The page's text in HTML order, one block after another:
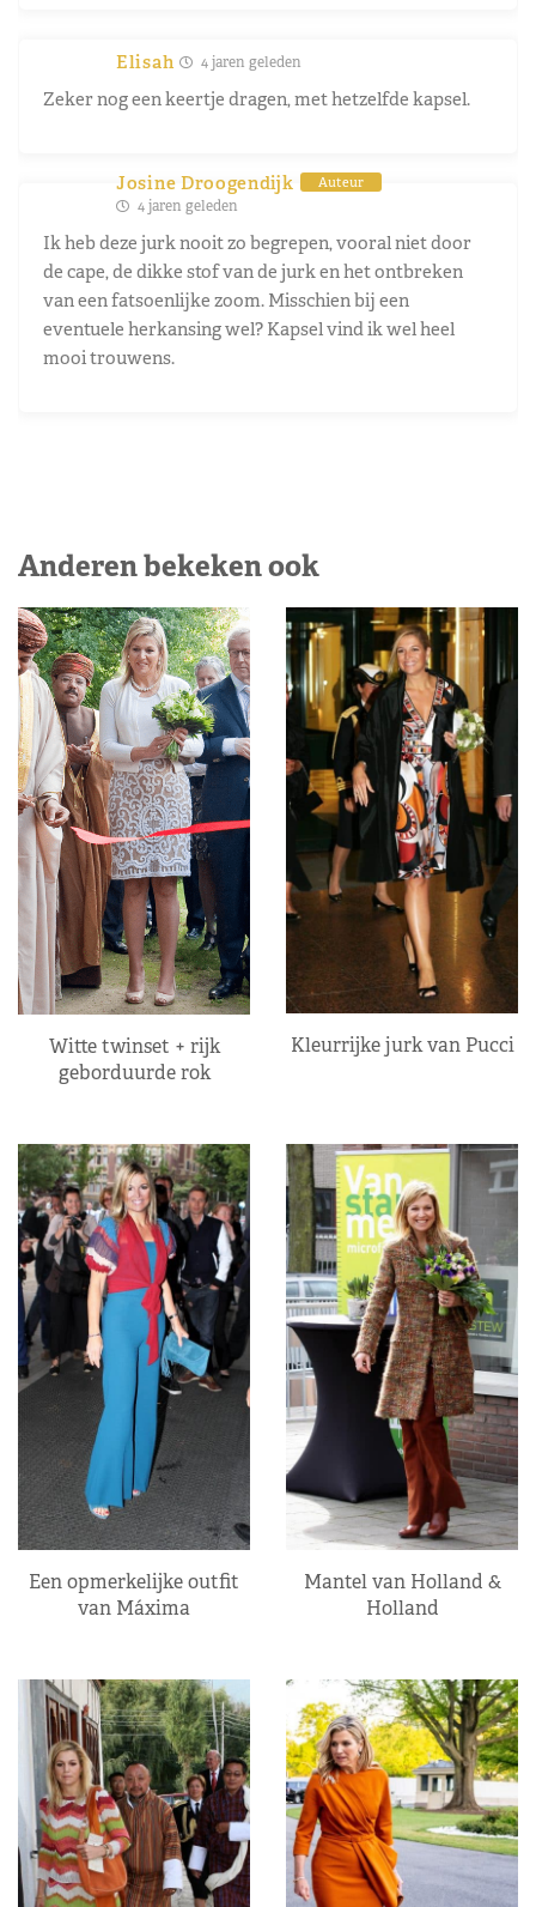
Elisah 4 jaren geleden
Zeker nog een keertje dragen, met hetzelfde kapsel.
Josine Droogendijk Auteur
4 jaren geleden
Ik heb deze jurk nooit zo begrepen, vooral niet door
de cape, de dikke stof van de jurk en het ontbreken
van een fatsoenlijke zoom. Misschien bij een
eventuele herkansing wel? Kapsel vind ik wel heel
mooi trouwens.
Anderen bekeken ook
Witte twinset + rijk
geborduurde rok
Kleurrijke jurk van Pucci
Een opmerkelijke outfit
van Máxima
Mantel van Holland &
Holland